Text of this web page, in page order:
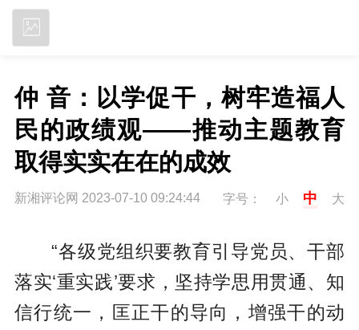
仲 音：以学促干，树牢造福人
民的政绩观——推动主题教育
取得实实在在的成效
新湘评论网 2023-07-10 09:24:44 字号： 小 中 大
“各级党组织要教育引导党员、干部
落实‘重实践’要求，坚持学思用贯通、知
信行统一，匡正干的导向，增强干的动